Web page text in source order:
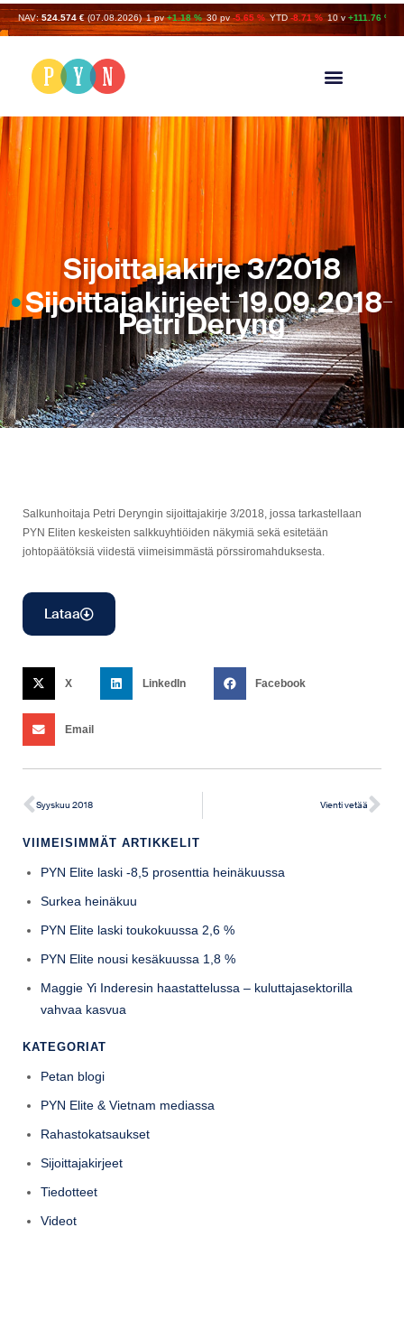
NAV: 524.574 € (07.08.2026) 1 pv +1.18 % 30 pv -5.65 % YTD -8.71 % 10 v +111.76 %
Sijoittajakirje 3/2018
Sijoittajakirjeet 19.09.2018
Petri Deryng
Salkunhoitaja Petri Deryngin sijoittajakirje 3/2018, jossa tarkastellaan
PYN Eliten keskeisten salkkuyhtiöiden näkymiä sekä esitetään
johtopäätöksiä viidestä viimeisimmästä pörssiromahduksesta.
Lataa
X LinkedIn Facebook
Email
Syyskuu 2018 Vienti vetää
VIIMEISIMMÄT ARTIKKELIT
PYN Elite laski -8,5 prosenttia heinäkuussa
Surkea heinäkuu
PYN Elite laski toukokuussa 2,6 %
PYN Elite nousi kesäkuussa 1,8 %
Maggie Yi Inderesin haastattelussa – kuluttajasektorilla
vahvaa kasvua
KATEGORIAT
Petan blogi
PYN Elite & Vietnam mediassa
Rahastokatsaukset
Sijoittajakirjeet
Tiedotteet
Videot